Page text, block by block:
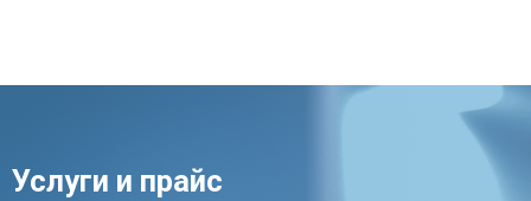
Услуги и прайc